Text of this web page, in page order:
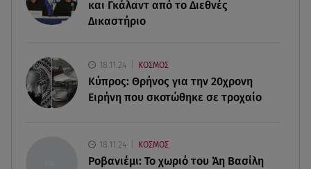
Πώς επικοινωνούν τα ελικόπτερα στη φωτιά και
ο ρόλος του «συνδέσμου»
06.08.26 , 20:16
Αθηνά Οικονομάκου από την Μπόρα Μπόρα:
«Έσκασε όλη η κούραση του χειμώνα»
Σαμοθράκη: Συγκλονιστική διάσωση 15χρονης
από δύσβατο φαράγγι
και Γκάλαντ από το Διεθνές
Δικαστήριο
18.11.24 ΚΟΣΜΟΣ
Κύπρος: Θρήνος για την 20χρονη
Ειρήνη που σκοτώθηκε σε τροχαίο
18.11.24 ΚΟΣΜΟΣ
Ροβανιέμι: Το χωριό του Άη Βασίλη